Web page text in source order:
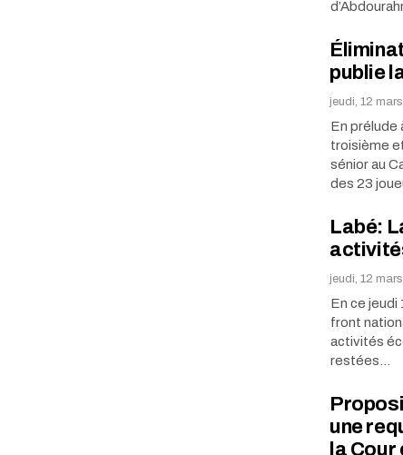
publie
jeudi, 12
En prélude
troisième
sénior au
des 23
Labé:
jeudi, 12
En ce jeudi
front
activités
restées…
une
la